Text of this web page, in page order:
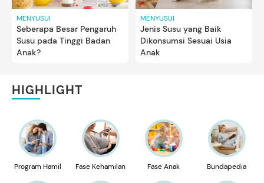
MENYUSUI
Seberapa Besar Pengaruh
Susu pada Tinggi Badan
Anak?
MENYUSUI
Jenis Susu yang Baik
Dikonsumsi Sesuai Usia
Anak
HIGHLIGHT
Program Hamil Fase Kehamilan Fase Anak Bundapedia